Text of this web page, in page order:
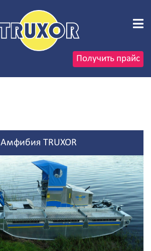
Получить прайс
Амфибия TRUXOR